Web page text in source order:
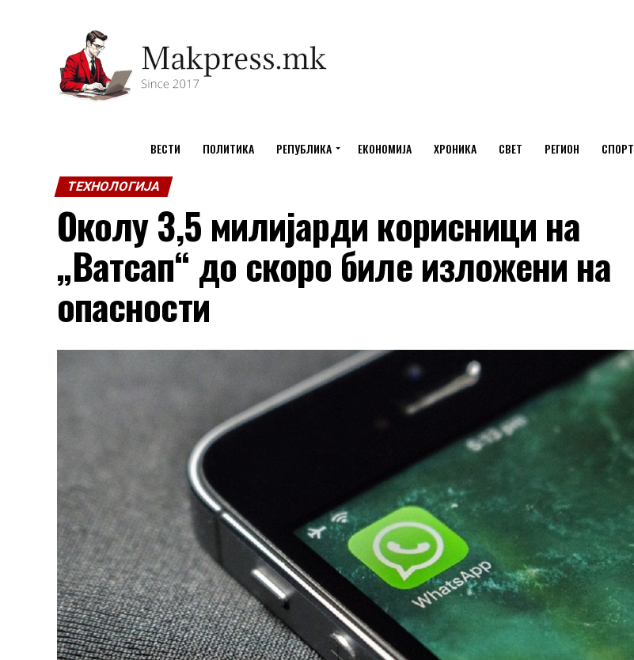
ВЕСТИ ПОЛИТИКА РЕПУБЛИКА ЕКОНОМИЈА ХРОНИКА СВЕТ РЕГИОН СПОРТ
ТЕХНОЛОГИЈА
Околу 3,5 милијарди корисници на
„Ватсап“ до скоро биле изложени на
опасности